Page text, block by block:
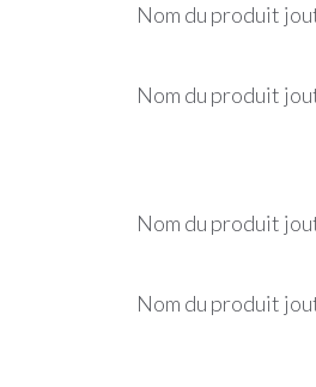
Nom du produit
Nom du produit
Nom du produit
Nom du produit